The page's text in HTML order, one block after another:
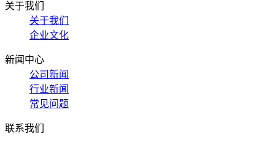
关于我们
关于我们
企业文化
新闻中心
公司新闻
行业新闻
常见问题
联系我们